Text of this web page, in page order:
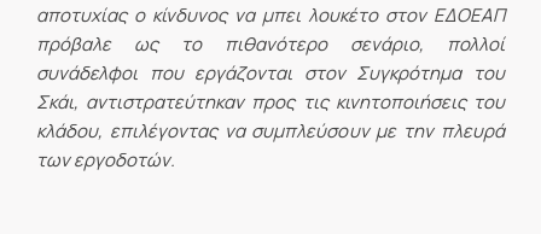
αποτυχίας ο κίνδυνος να μπει λουκέτο στον ΕΔΟΕΑΠ
πρόβαλε ως το πιθανότερο σενάριο, πολλοί
συνάδελφοι που εργάζονται στον Συγκρότημα του
Σκάι, αντιστρατεύτηκαν προς τις κινητοποιήσεις του
κλάδου, επιλέγοντας να συμπλεύσουν με την πλευρά
των εργοδοτών.